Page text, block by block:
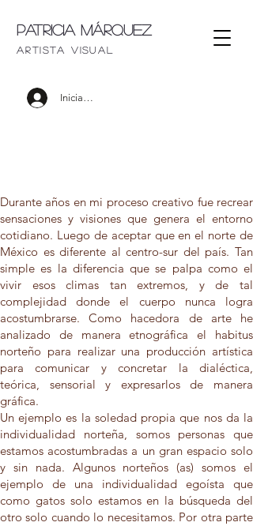
Patricia Márquez
artista visu al
Iniciar sesión
Durante años en mi proceso creativo fue recrear
sensaciones y visiones que genera el entorno
cotidiano. Luego de aceptar que en el norte de
México es diferente al centro-sur del país. Tan
simple es la diferencia que se palpa como el
vivir esos climas tan extremos, y de tal
complejidad donde el cuerpo nunca logra
acostumbrarse. Como hacedora de arte he
analizado de manera etnográfica el habitus
norteño para realizar una producción artística
para comunicar y concretar la dialéctica,
teórica, sensorial y expresarlos de manera
gráfica.
Un ejemplo es la soledad propia que nos da la
individualidad norteña, somos personas que
estamos acostumbradas a un gran espacio solo
y sin nada. Algunos norteños (as) somos el
ejemplo de una individualidad egoísta que
como gatos solo estamos en la búsqueda del
otro solo cuando lo necesitamos. Por otra parte